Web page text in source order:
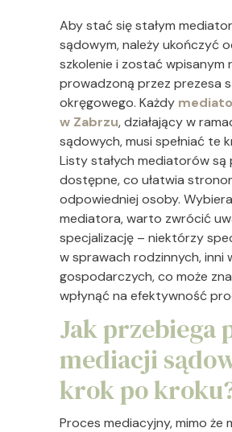
Aby stać się stałym
sądowym, należy ukończyć
szkolenie i zostać wpisanym
prowadzoną przez prezesa
okręgowego. Każdy
w Zabrzu, działający w
sądowych, musi spełniać te
Listy stałych mediatorów są
dostępne, co ułatwia
odpowiedniej osoby.
mediatora, warto zwrócić
specjalizację – niektórzy
w sprawach rodzinnych, inni
gospodarczych, co może
wpłynąć na efektywność
Jak przebiega
mediacji
krok po
Proces mediacyjny, mimo że